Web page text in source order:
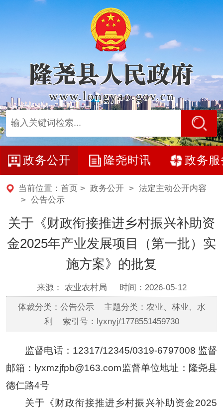
政务公开 隆尧时讯 政务服
当前位置： 首页 > 政务公开> 法定主动公开内容
> 公告公示
关于《财政衔接推进乡村振兴补助资
金2025年产业发展项目（第一批）实
施方案》的批复
来源： 农业农村局 时间：2026-05-12
体裁分类：公告公示 主题分类：农业、林业、水
利 索引号：lyxnyj/1778551459730
监督电话：12317/12345/0319-6797008 监督
邮箱：lyxmzjfpb@163.com监督单位地址：隆尧县
德仁路4号
关于《财政衔接推进乡村振兴补助资金2025